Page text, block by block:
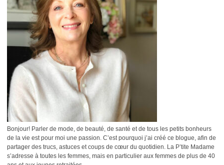
Bonjour! Parler de mode, de beauté, de santé et de tous les petits bonheurs
de la vie est pour moi une passion. C’est pourquoi j’ai créé ce blogue, afin de
partager des trucs, astuces et coups de cœur du quotidien. La P’tite Madame
s’adresse à toutes les femmes, mais en particulier aux femmes de plus de 40